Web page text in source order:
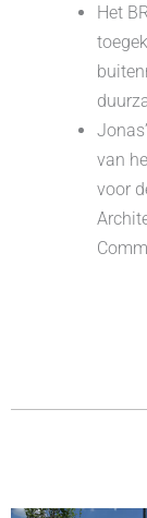
Het
van
voor